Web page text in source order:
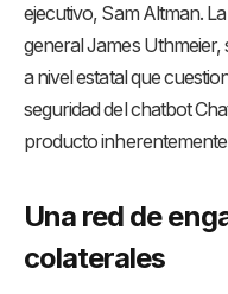
ejecutivo, Sam Altman.
general James
a nivel estatal que
seguridad del chatbot
producto
Una red de
colaterales